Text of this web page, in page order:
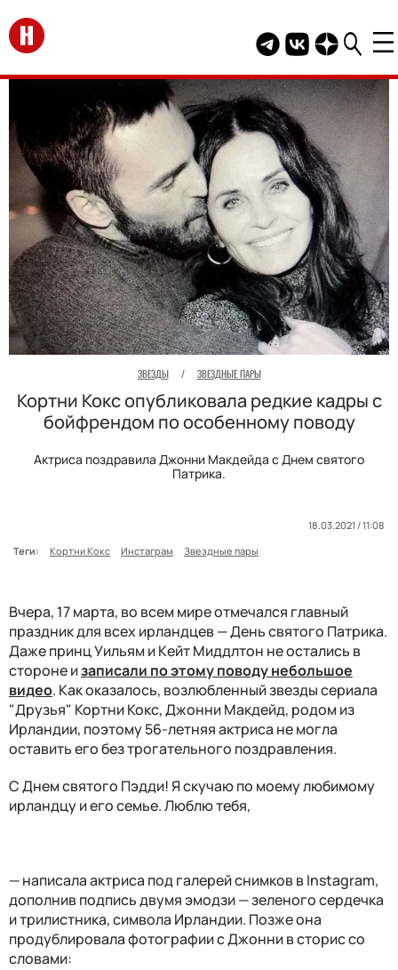
Перейти на главную
Telegram канал
Группа HELLO
Канал
ЗВЕЗДЫ / ЗВЕЗДНЫЕ ПАРЫ
Кортни Кокс опубликовала редкие кадры с
бойфрендом по особенному поводу
Актриса поздравила Джонни Макдейда с Днем святого
Патрика.
18.03.2021 / 11:08
Теги:
Кортни Кокс Инстаграм Звездные пары
Вчера, 17 марта, во всем мире отмечался главный
праздник для всех ирландцев — День святого Патрика.
Даже принц Уильям и Кейт Миддлтон не остались в
стороне изаписали по этому поводу небольшое
видео. Как оказалось, возлюбленный звезды сериала
"Друзья" Кортни Кокс, Джонни Макдейд, родом из
Ирландии, поэтому 56-летняя актриса не могла
оставить его без трогательного поздравления.
С Днем святого Пэдди! Я скучаю по моему любимому
ирландцу и его семье. Люблю тебя,
— написала актриса под галерей снимков в Instagram,
дополнив подпись двумя эмодзи — зеленого сердечка
и трилистника, символа Ирландии. Позже она
продублировала фотографии с Джонни в сторис со
словами: